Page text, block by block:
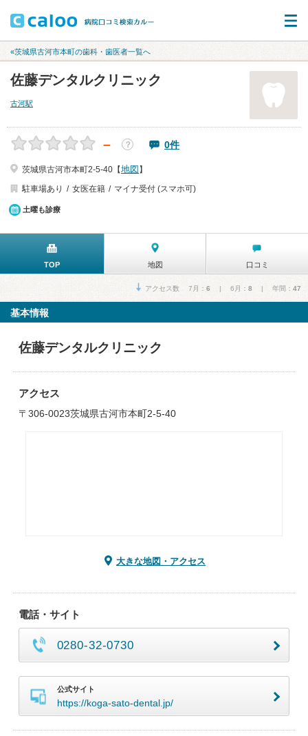
«茨城県古河市本町の歯科・歯医者一覧へ
佐藤デンタルクリニック
古河駅
－ ？ 0件
茨城県古河市本町2-5-40【地図 】
駐車場あり
女医在籍 マイナ受付 (スマホ可)
土曜も診療
TOP 地図 口コミ
アクセス数 7月： 6 | 6月： 8 | 年間： 47
基本情報
佐藤デンタルクリニック
アクセス
〒306-0023茨城県古河市本町2-5-40
大きな地図・アクセス
電話・サイト
0280-32-0730
公式サイト
https://koga-sato-dental.jp/